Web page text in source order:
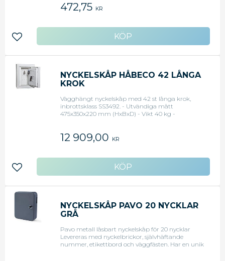
: 3.5 cm - Bredd : 6.5 cm - Färg : Svart - Material :
Metall - Vikt : 0.4 kg
472,75 KR
Lägg till i favoriter
NYCKELSKÅP HÅBECO 42 LÅNGA
KROK
Vägghängt nyckelskåp med 42 st långa krok,
inbrottsklass SS3492. - Utvändiga mått
475x350x220 mm (HxBxD) - Vikt 40 kg -
12 909,00 KR
Lägg till i favoriter
NYCKELSKÅP PAVO 20 NYCKLAR
GRÅ
Pavo metall låsbart nyckelskåp för 20 nycklar
Levereras med nyckelbrickor, självhäftande
nummer, etikettbord och väggfästen. Har en unik